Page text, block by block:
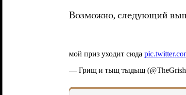
Возможно, следующий